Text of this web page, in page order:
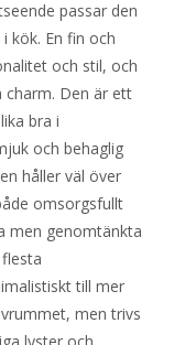
passar den
kök. En fin och
och stil, och
Den är ett
bra i
och behaglig
håller väl över
omsorgsfullt
men genomtänkta
till mer
men trivs
lyster och